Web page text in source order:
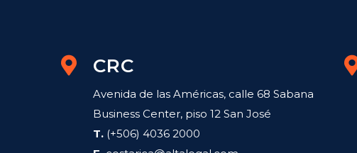
CRC
Avenida de las Américas, calle 68 Sabana
Business Center, piso 12 San José
T. (+506) 4036 2000